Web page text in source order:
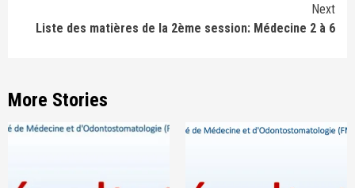
Next
Liste des matières de la 2ème session: Médecine 2 à 6
More Stories